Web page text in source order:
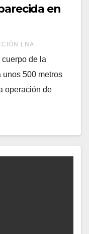
en
LNA
de la
500 metros
operación de